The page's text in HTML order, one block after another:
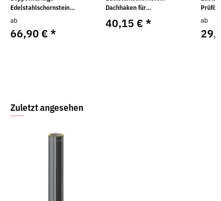
Edelstahlschornstein
Wandstütze WKK Länge 473
ab
66,90 €*
Dachhaken für
40,15 €*
Innentür
ab
Zuletzt angesehen